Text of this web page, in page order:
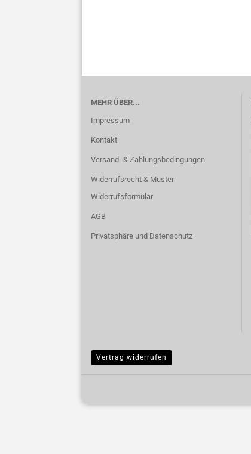
MEHR ÜBER...
Impressum
Kontakt
Versand- & Zahlungsbedingungen
Widerrufsrecht & Muster-
Widerrufsformular
AGB
Privatsphäre und Datenschutz
Vertrag widerrufen